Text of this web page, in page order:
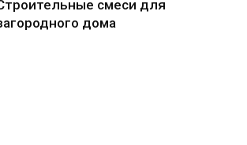
смеси для
дома